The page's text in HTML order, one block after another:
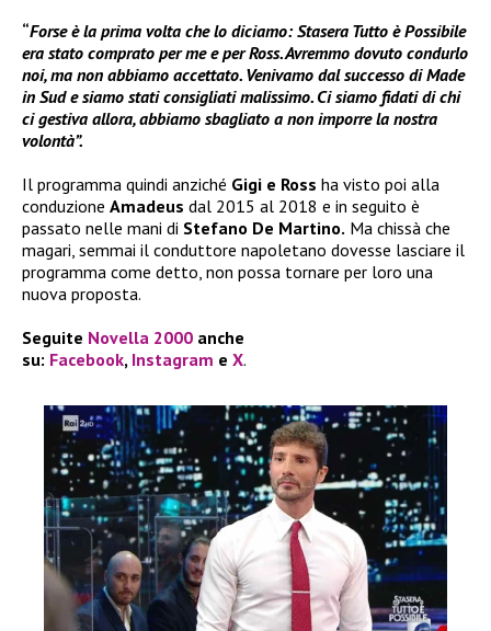
“Forse è la prima volta che lo diciamo: Stasera Tutto è Possibile
era stato comprato per me e per Ross. Avremmo dovuto condurlo
noi, ma non abbiamo accettato. Venivamo dal successo di Made
in Sud e siamo stati consigliati malissimo. Ci siamo fidati di chi
ci gestiva allora, abbiamo sbagliato a non imporre la nostra
volontà”.
Il programma quindi anziché Gigi e Ross ha visto poi alla
conduzione Amadeus dal 2015 al 2018 e in seguito è
passato nelle mani di Stefano De Martino. Ma chissà che
magari, semmai il conduttore napoletano dovesse lasciare il
programma come detto, non possa tornare per loro una
nuova proposta.
Seguite Novella 2000 anche
su: Facebook, Instagram e X.